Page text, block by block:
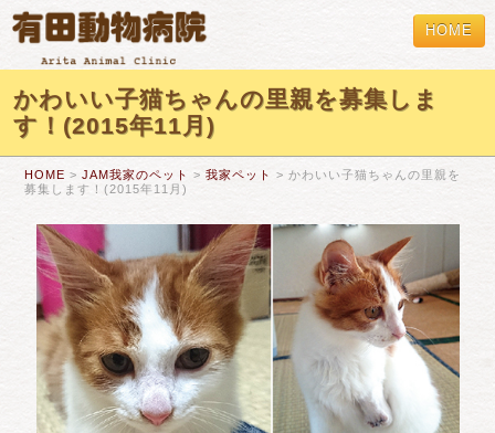
HOME
かわいい子猫ちゃんの里親を募集しま
す！(2015年11月)
HOME >JAM我家のペット >我家ペット > かわいい子猫ちゃんの里親を
募集します！(2015年11月)